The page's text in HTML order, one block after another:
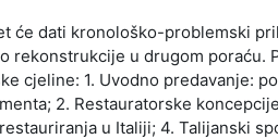
će dati kronološko-problemski
rekonstrukcije u drugom poraću.
cjeline: 1. Uvodno predavanje:
2. Restauratorske
u Italiji; 4. Talijanski